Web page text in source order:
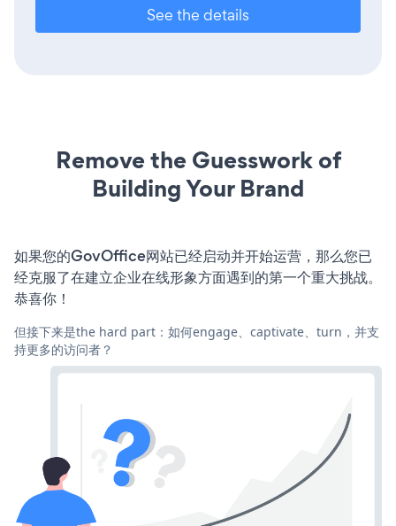
See the details
Remove the Guesswork of
Building Your Brand
如果您的GovOffice网站已经启动并开始运营，那么您已
经克服了在建立企业在线形象方面遇到的第一个重大挑战。
恭喜你！
但接下来是the hard part：如何engage、captivate、turn，并支
持更多的访问者？